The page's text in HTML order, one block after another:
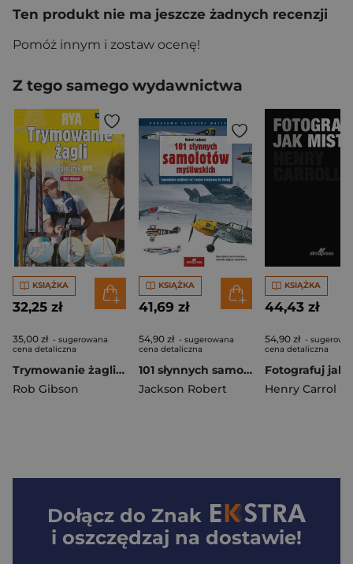
Ten produkt nie ma jeszcze żadnych recenzji
Pomóż innym i zostaw ocenę!
Z tego samego wydawnictwa
KSIĄŻKA
32,25 zł
35,00 zł - sugerowana
cena detaliczna
Trymowanie żagli Podręcznik RYA
Rob Gibson
KSIĄŻKA
41,69 zł
54,90 zł - sugerowana
cena detaliczna
101 słynnych samolotów myśliwskich Legendarne myśliwce od I wojny światowej do dzisiaj
Jackson Robert
KSIĄŻKA
44,43 zł
54,90 zł -
cena detaliczna
Henry Carrol
Dołącz do Znak
i oszczędzaj na dostawie!